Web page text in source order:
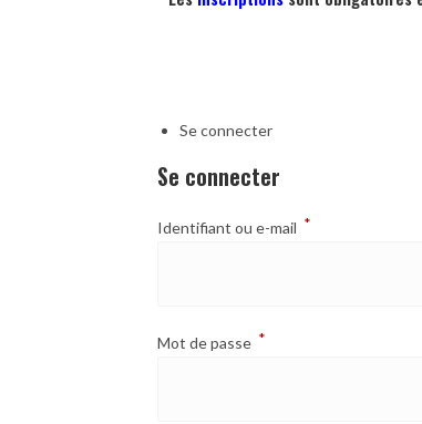
Se connecter
Se connecter
Identifiant ou e-mail *
Mot de passe *